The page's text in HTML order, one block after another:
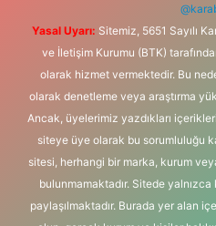
Yasal Uyarı: Sitemiz, 5651 Sayılı
ve İletişim Kurumu (BTK)
olarak hizmet vermektedir. Bu
olarak denetleme veya araştırma
Ancak, üyelerimiz yazdıkları
siteye üye olarak bu sorumluluğu
sitesi, herhangi bir marka, kurum
bulunmamaktadır. Sitede yalnızca
paylaşılmaktadır. Burada yer alan